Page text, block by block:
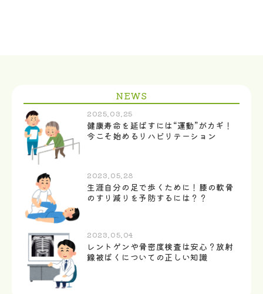
NEWS
2025.03.25
健康寿命を延ばすには“運動”がカギ！
今こそ始めるリハビリテーション
2023.05.28
生涯自分の足で歩くために！膝の軟骨
のすり減りを予防するには？？
2023.05.04
レントゲンや骨密度検査は安心？放射
線被ばくについての正しい知識